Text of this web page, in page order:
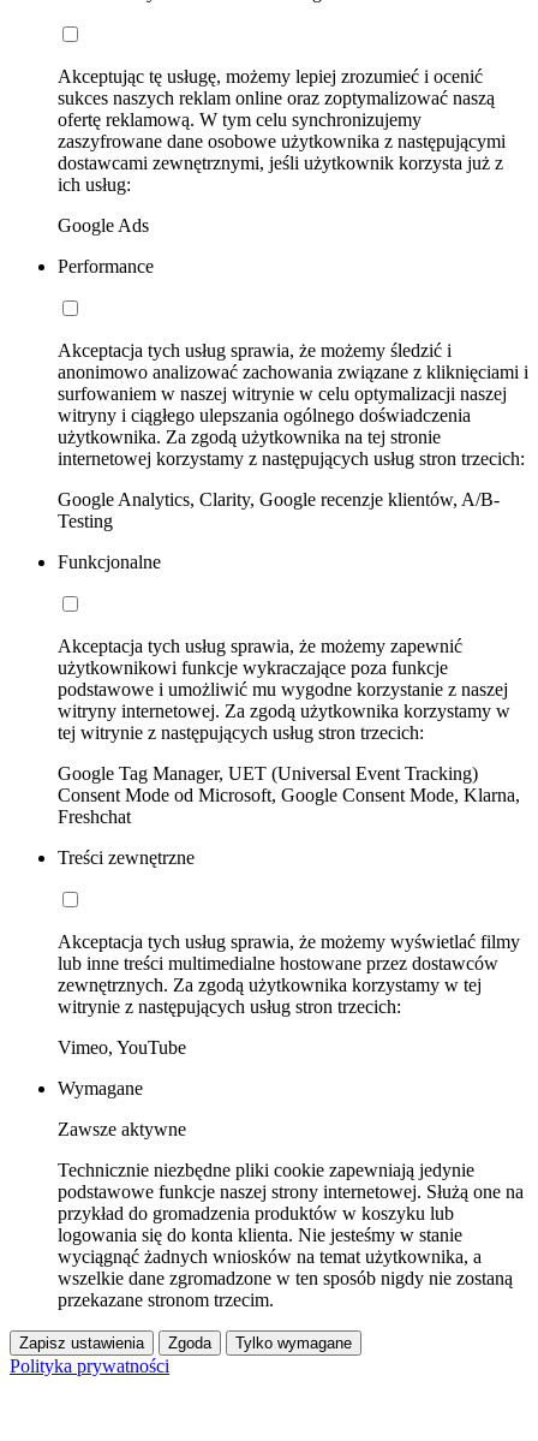
Akceptując tę usługę, możemy lepiej zrozumieć i ocenić
sukces naszych reklam online oraz zoptymalizować naszą
ofertę reklamową. W tym celu synchronizujemy
zaszyfrowane dane osobowe użytkownika z następującymi
dostawcami zewnętrznymi, jeśli użytkownik korzysta już z
ich usług:
Google Ads
Performance
Akceptacja tych usług sprawia, że możemy śledzić i
anonimowo analizować zachowania związane z kliknięciami i
surfowaniem w naszej witrynie w celu optymalizacji naszej
witryny i ciągłego ulepszania ogólnego doświadczenia
użytkownika. Za zgodą użytkownika na tej stronie
internetowej korzystamy z następujących usług stron trzecich:
Google Analytics, Clarity, Google recenzje klientów, A/B-
Testing
Funkcjonalne
Akceptacja tych usług sprawia, że możemy zapewnić
użytkownikowi funkcje wykraczające poza funkcje
podstawowe i umożliwić mu wygodne korzystanie z naszej
witryny internetowej. Za zgodą użytkownika korzystamy w
tej witrynie z następujących usług stron trzecich:
Google Tag Manager, UET (Universal Event Tracking)
Consent Mode od Microsoft, Google Consent Mode, Klarna,
Freshchat
Treści zewnętrzne
Akceptacja tych usług sprawia, że możemy wyświetlać filmy
lub inne treści multimedialne hostowane przez dostawców
zewnętrznych. Za zgodą użytkownika korzystamy w tej
witrynie z następujących usług stron trzecich:
Vimeo, YouTube
Wymagane
Zawsze aktywne
Technicznie niezbędne pliki cookie zapewniają jedynie
podstawowe funkcje naszej strony internetowej. Służą one na
przykład do gromadzenia produktów w koszyku lub
logowania się do konta klienta. Nie jesteśmy w stanie
wyciągnąć żadnych wniosków na temat użytkownika, a
wszelkie dane zgromadzone w ten sposób nigdy nie zostaną
przekazane stronom trzecim.
Zapisz ustawienia Zgoda Tylko wymagane
Polityka prywatności